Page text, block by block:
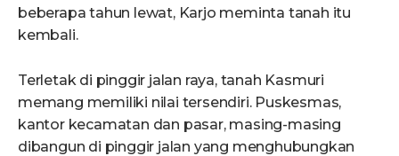
beberapa tahun lewat, Karjo meminta tanah itu
kembali.
Terletak di pinggir jalan raya, tanah Kasmuri
memang memiliki nilai tersendiri. Puskesmas,
kantor kecamatan dan pasar, masing-masing
dibangun di pinggir jalan yang menghubungkan